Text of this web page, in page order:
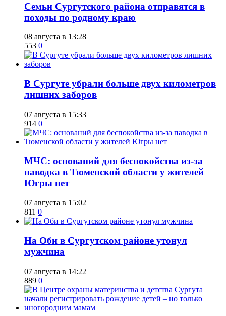
​Семьи Сургутского района отправятся в
походы по родному краю
08 августа в 13:28
553 0
​В Сургуте убрали больше двух километров
лишних заборов
07 августа в 15:33
914 0
​МЧС: оснований для беспокойства из-за
паводка в Тюменской области у жителей
Югры нет
07 августа в 15:02
811 0
​На Оби в Сургутском районе утонул
мужчина
07 августа в 14:22
889 0